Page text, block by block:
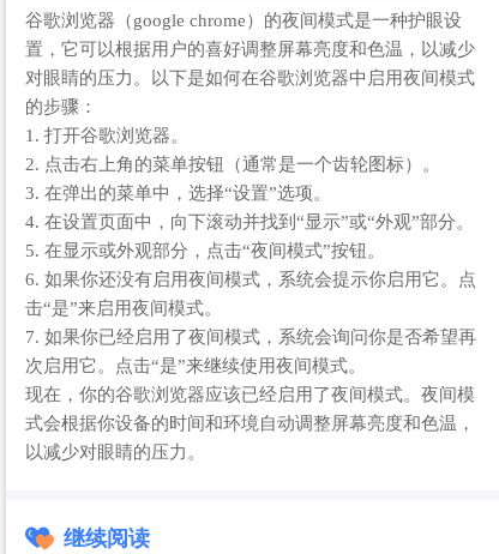
谷歌浏览器（google chrome）的夜间模式是一种护眼设
置，它可以根据用户的喜好调整屏幕亮度和色温，以减少
对眼睛的压力。以下是如何在谷歌浏览器中启用夜间模式
的步骤：
1. 打开谷歌浏览器。
2. 点击右上角的菜单按钮（通常是一个齿轮图标）。
3. 在弹出的菜单中，选择“设置”选项。
4. 在设置页面中，向下滚动并找到“显示”或“外观”部分。
5. 在显示或外观部分，点击“夜间模式”按钮。
6. 如果你还没有启用夜间模式，系统会提示你启用它。点
击“是”来启用夜间模式。
7. 如果你已经启用了夜间模式，系统会询问你是否希望再
次启用它。点击“是”来继续使用夜间模式。
现在，你的谷歌浏览器应该已经启用了夜间模式。夜间模
式会根据你设备的时间和环境自动调整屏幕亮度和色温，
以减少对眼睛的压力。
继续阅读